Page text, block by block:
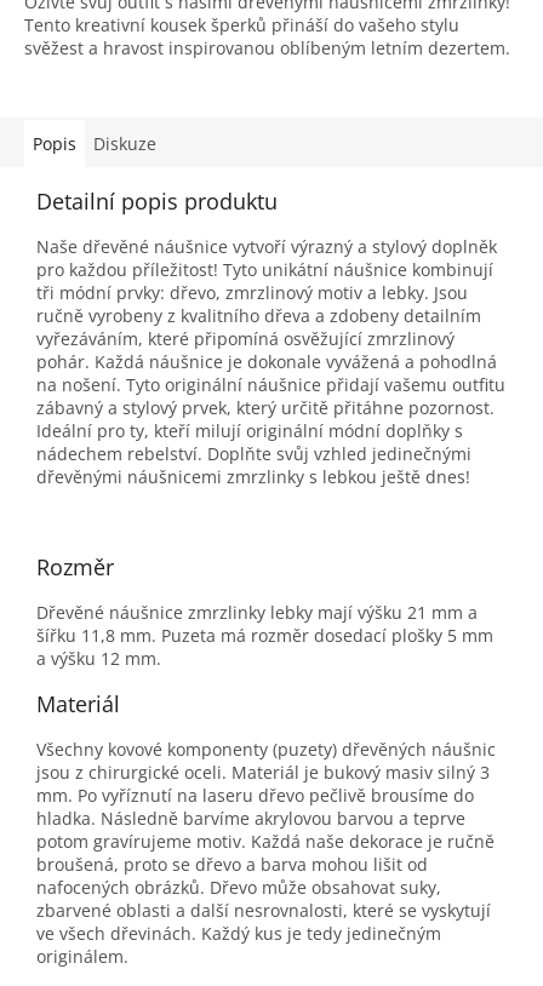
Tento kreativní kousek šperků přináší do vašeho stylu
svěžest a hravost inspirovanou oblíbeným letním dezertem.
Popis Diskuze
Detailní popis produktu
Naše dřevěné náušnice vytvoří výrazný a stylový doplněk
pro každou příležitost! Tyto unikátní náušnice kombinují
tři módní prvky: dřevo, zmrzlinový motiv a lebky. Jsou
ručně vyrobeny z kvalitního dřeva a zdobeny detailním
vyřezáváním, které připomíná osvěžující zmrzlinový
pohár. Každá náušnice je dokonale vyvážená a pohodlná
na nošení. Tyto originální náušnice přidají vašemu outfitu
zábavný a stylový prvek, který určitě přitáhne pozornost.
Ideální pro ty, kteří milují originální módní doplňky s
nádechem rebelství. Doplňte svůj vzhled jedinečnými
dřevěnými náušnicemi zmrzlinky s lebkou ještě dnes!
Rozměr
Dřevěné náušnice zmrzlinky lebky mají výšku 21 mm a
šířku 11,8 mm. Puzeta má rozměr dosedací plošky 5 mm
a výšku 12 mm.
Materiál
Všechny kovové komponenty (puzety) dřevěných náušnic
jsou z chirurgické oceli. Materiál je bukový masiv silný 3
mm. Po vyříznutí na laseru dřevo pečlivě brousíme do
hladka. Následně barvíme akrylovou barvou a teprve
potom gravírujeme motiv. Každá naše dekorace je ručně
broušená, proto se dřevo a barva mohou lišit od
nafocených obrázků. Dřevo může obsahovat suky,
zbarvené oblasti a další nesrovnalosti, které se vyskytují
ve všech dřevinách. Každý kus je tedy jedinečným
originálem.